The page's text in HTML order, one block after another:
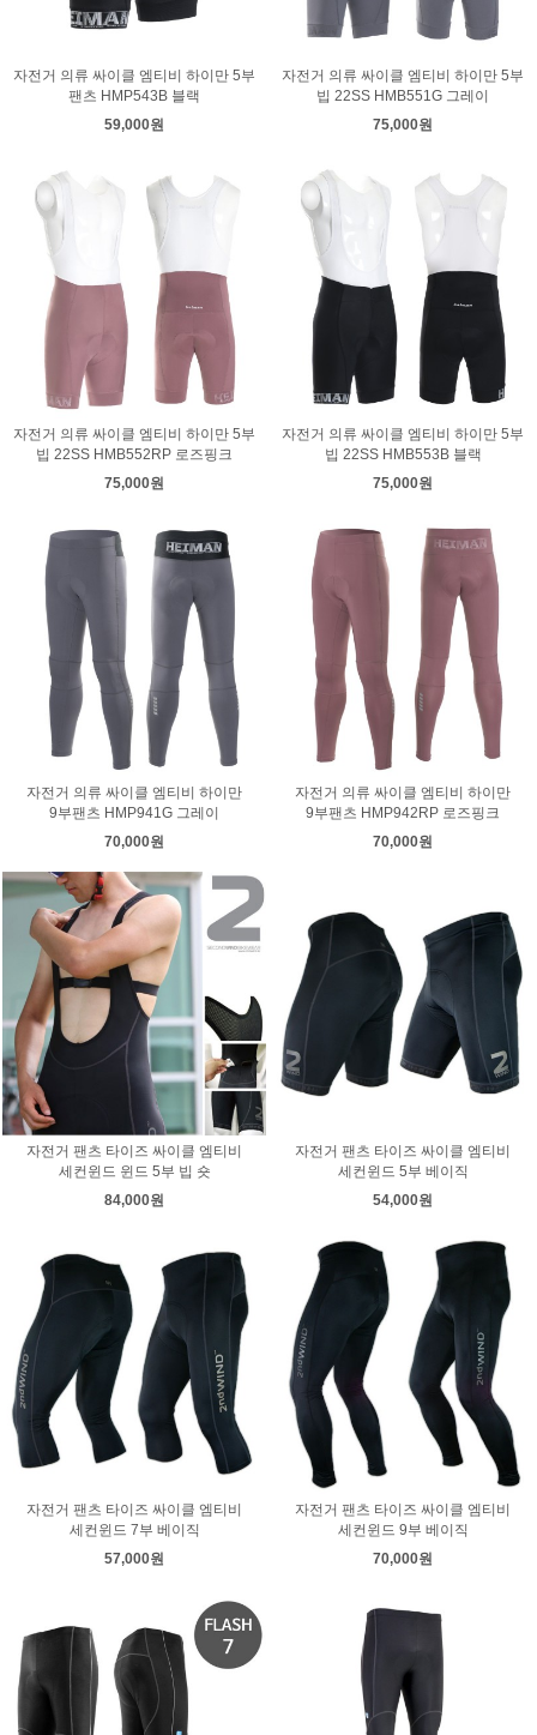
자전거 의류 싸이클 엠티비 하이만 5부
팬츠 HMP543B 블랙
59,000원
자전거 의류 싸이클 엠티비 하이만 5부
빕 22SS HMB551G 그레이
75,000원
자전거 의류 싸이클 엠티비 하이만 5부
빕 22SS HMB552RP 로즈핑크
75,000원
자전거 의류 싸이클 엠티비 하이만 5부
빕 22SS HMB553B 블랙
75,000원
자전거 의류 싸이클 엠티비 하이만
9부팬츠 HMP941G 그레이
70,000원
자전거 의류 싸이클 엠티비 하이만
9부팬츠 HMP942RP 로즈핑크
70,000원
자전거 팬츠 타이즈 싸이클 엠티비
세컨윈드 윈드 5부 빕 숏
84,000원
자전거 팬츠 타이즈 싸이클 엠티비
세컨윈드 5부 베이직
54,000원
자전거 팬츠 타이즈 싸이클 엠티비
세컨윈드 7부 베이직
57,000원
자전거 팬츠 타이즈 싸이클 엠티비
세컨윈드 9부 베이직
70,000원